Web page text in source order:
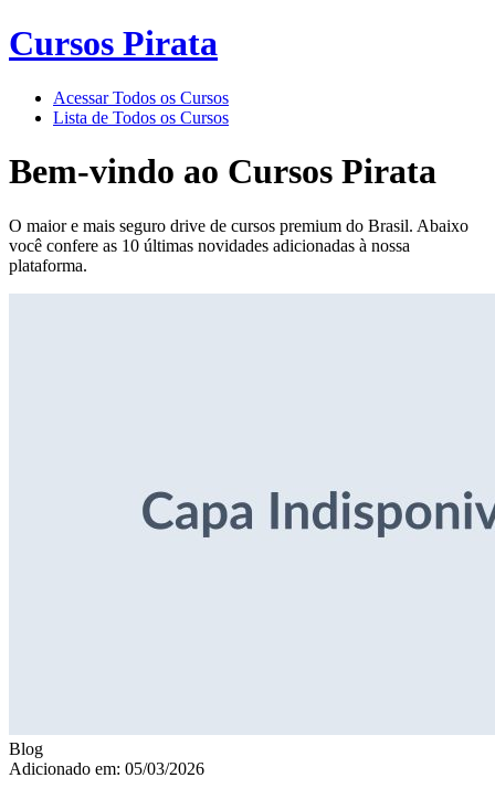
Cursos Pirata
Acessar Todos os Cursos
Lista de Todos os Cursos
Bem-vindo ao Cursos Pirata
O maior e mais seguro drive de cursos premium do Brasil. Abaixo
você confere as 10 últimas novidades adicionadas à nossa
plataforma.
Blog
Adicionado em: 05/03/2026